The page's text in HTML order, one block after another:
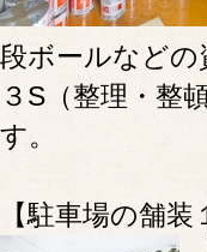
段ボールなどの
３S（整理・整
す。
【駐車場の舗装